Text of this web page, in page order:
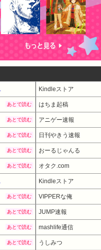
Kindleストア
あとで読む はちま起稿
あとで読む アニゲー速報
あとで読む 日刊やきう速報
あとで読む おーるじゃんる
あとで読む オタク.com
Kindleストア
あとで読む VIPPERな俺
あとで読む JUMP速報
あとで読む mashlife通信
あとで読む うしみつ